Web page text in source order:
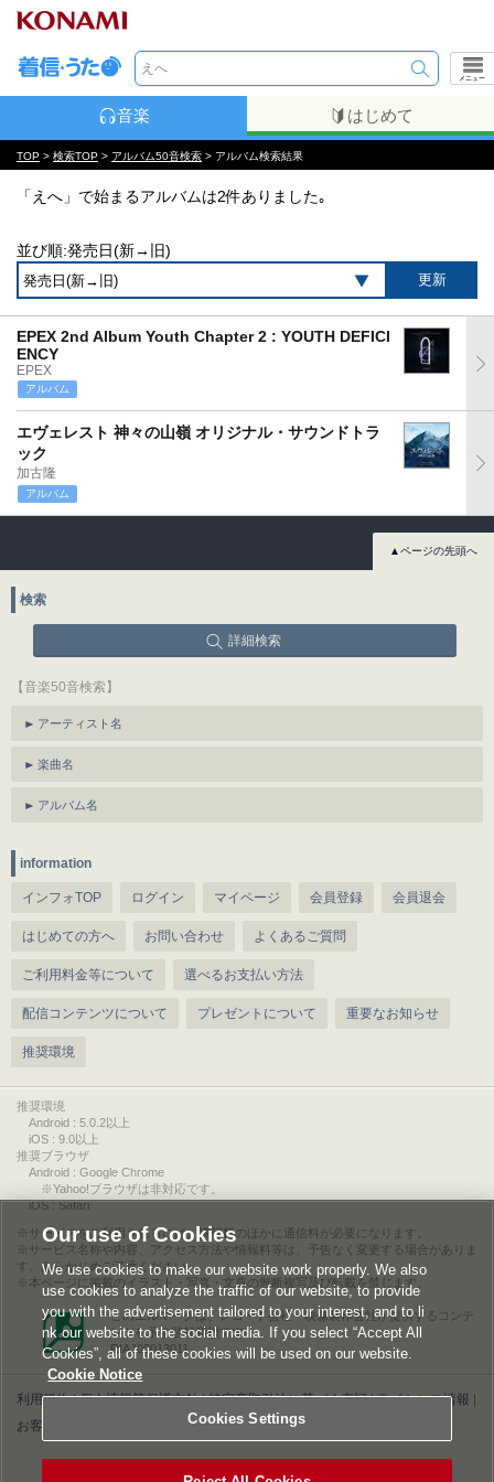
メニュー
音楽 はじめて
TOP > 検索TOP > アルバム50音検索 > アルバム検索結果
「えへ」で始まるアルバムは2件ありました｡
並び順:発売日(新→旧)
EPEX 2nd Album Youth Chapter 2 : YOUTH DEFICI
ENCY
EPEX
アルバム
エヴェレスト 神々の山嶺 オリジナル・サウンドトラ
ック
加古隆
アルバム
▲ページの先頭へ
検索
詳細検索
【音楽50音検索】
アーティスト名
楽曲名
アルバム名
information
インフォTOP ログイン マイページ 会員登録 会員退会
はじめての方へ お問い合わせ よくあるご質問
ご利用料金等について 選べるお支払い方法
配信コンテンツについて プレゼントについて 重要なお知らせ
推奨環境
推奨環境
Android : 5.0.2以上
iOS : 9.0以上
推奨ブラウザ
Android : Google Chrome
※Yahoo!ブラウザは非対応です。
iOS : Safari
サービスをご利用されるには、情報料のほかに通信料が必要になります。
サービス名称や内容、アクセス方法や情報料等は、予告なく変更する場合がありま
す。あらかじめご了承ください。
本ページに掲載のイラスト・写真・文章の無断複写及び転載を禁じます。
このエルマークは、レコード会社・映像製作会社が提供するコンテ
ンツを示す登録商標です。
RIAJ00013011
利用規約|個人情報等保護方針|特定商取引法に基づく表記|ライセンス情報
お客様情報の外部送信について|Cookies Settings
Our use of Cookies
We use cookies to make our website work properly. We also
use cookies to analyze the traffic of our website, to provide
you with the advertisement tailored to your interest, and to li
nk our website to the social media. If you select “Accept All
Cookies”, all of these cookies will be used on our website.
Cookie Notice
Cookies Settings